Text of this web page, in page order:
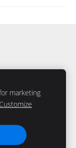
marketing
Customize